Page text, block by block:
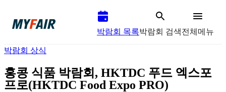
박람회 목록박람회 검색전체메뉴
박람회 상식
홍콩 식품 박람회, HKTDC 푸드 엑스포
프로(HKTDC Food Expo PRO)